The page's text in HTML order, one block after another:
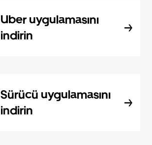
Uber uygulamasını
indirin
Sürücü uygulamasını
indirin